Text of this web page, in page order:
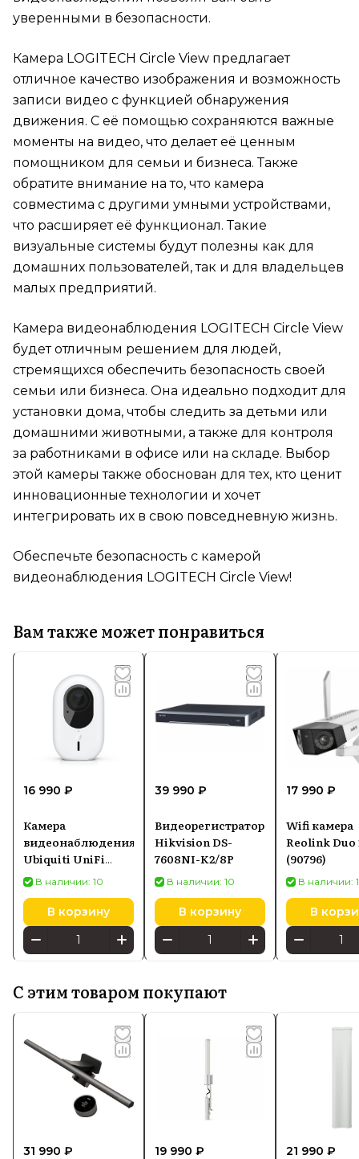
уверенными в безопасности.
Камера LOGITECH Circle View предлагает
отличное качество изображения и возможность
записи видео с функцией обнаружения
движения. С её помощью сохраняются важные
моменты на видео, что делает её ценным
помощником для семьи и бизнеса. Также
обратите внимание на то, что камера
совместима с другими умными устройствами,
что расширяет её функционал. Такие
визуальные системы будут полезны как для
домашних пользователей, так и для владельцев
малых предприятий.
Камера видеонаблюдения LOGITECH Circle View
будет отличным решением для людей,
стремящихся обеспечить безопасность своей
семьи или бизнеса. Она идеально подходит для
установки дома, чтобы следить за детьми или
домашними животными, а также для контроля
за работниками в офисе или на складе. Выбор
этой камеры также обоснован для тех, кто ценит
инновационные технологии и хочет
интегрировать их в свою повседневную жизнь.
Обеспечьте безопасность с камерой
видеонаблюдения LOGITECH Circle View!
Вам также может понравиться
16 990 ₽
Камера
видеонаблюдения
Ubiquiti UniFi
Camera G4 Instant
(UVC-G4-INS)
В наличии: 10
В корзину
39 990 ₽
Видеорегистратор
Hikvision DS-
7608NI-K2/8P
В наличии: 10
В корзину
17 990 ₽
Wifi камера
Reolink Duo
(90796)
В наличии:
В
С этим товаром покупают
31 990 ₽ 19 990 ₽ 21 990 ₽